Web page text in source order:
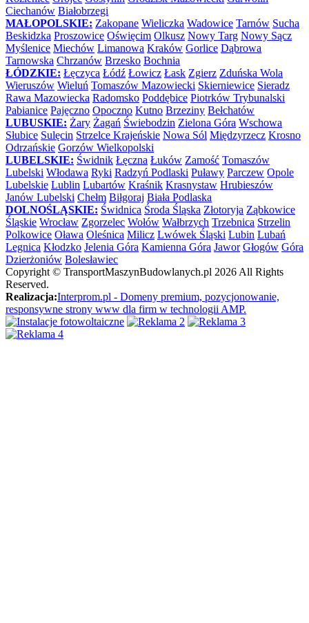
Ciechanów Białobrzegi
MAŁOPOLSKIE: Zakopane Wieliczka Wadowice Tarnów Sucha
Beskidzka Proszowice Oświęcim Olkusz Nowy Targ Nowy Sącz
Myślenice Miechów Limanowa Kraków Gorlice Dąbrowa
Tarnowska Chrzanów Brzesko Bochnia
ŁÓDZKIE: Łęczyca Łódź Łowicz Łask Zgierz Zduńska Wola
Wieruszów Wieluń Tomaszów Mazowiecki Skierniewice Sieradz
Rawa Mazowiecka Radomsko Poddębice Piotrków Trybunalski
Pabianice Pajęczno Opoczno Kutno Brzeziny Bełchatów
LUBUSKIE: Żary Żagań Świebodzin Zielona Góra Wschowa
Słubice Sulęcin Strzelce Krajeńskie Nowa Sól Międzyrzecz Krosno
Odrzańskie Gorzów Wielkopolski
LUBELSKIE: Świdnik Łęczna Łuków Zamość Tomaszów
Lubelski Włodawa Ryki Radzyń Podlaski Puławy Parczew Opole
Lubelskie Lublin Lubartów Kraśnik Krasnystaw Hrubieszów
Janów Lubelski Chełm Biłgoraj Biała Podlaska
DOLNOŚLĄSKIE: Świdnica Środa Śląska Złotoryja Ząbkowice
Śląskie Wrocław Zgorzelec Wołów Wałbrzych Trzebnica Strzelin
Polkowice Oława Oleśnica Milicz Lwówek Śląski Lubin Lubań
Legnica Kłodzko Jelenia Góra Kamienna Góra Jawor Głogów Góra
Dzierżoniów Bolesławiec
Copyright © TransportMaszynBudowlanych.pl 2026 All Rights
Reserved.
Realizacja:Interprom.pl - Domeny premium, pozycjonowanie,
responsywne strony www dla firm w technologii AMP.